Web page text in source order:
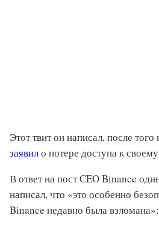
Этот твит он написал, после
заявило потере доступа к
В ответ на пост CEO Binance
написал, что «это особенно
Binance недавно была взломана»: